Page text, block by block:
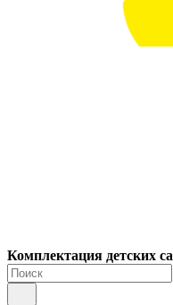
Комплектация детских